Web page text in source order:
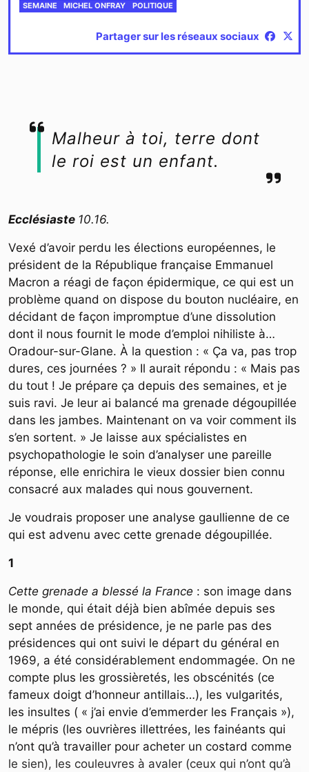
SEMAINE MICHEL ONFRAY POLITIQUE
Partager sur les réseaux sociaux
Malheur à toi, terre dont
le roi est un enfant.
Ecclésiaste 10.16.
Vexé d’avoir perdu les élections européennes, le
président de la République française Emmanuel
Macron a réagi de façon épidermique, ce qui est un
problème quand on dispose du bouton nucléaire, en
décidant de façon impromptue d’une dissolution
dont il nous fournit le mode d’emploi nihiliste à…
Oradour-sur-Glane. À la question : « Ça va, pas trop
dures, ces journées ? » Il aurait répondu : « Mais pas
du tout ! Je prépare ça depuis des semaines, et je
suis ravi. Je leur ai balancé ma grenade dégoupillée
dans les jambes. Maintenant on va voir comment ils
s’en sortent. » Je laisse aux spécialistes en
psychopathologie le soin d’analyser une pareille
réponse, elle enrichira le vieux dossier bien connu
consacré aux malades qui nous gouvernent.
Je voudrais proposer une analyse gaullienne de ce
qui est advenu avec cette grenade dégoupillée.
1
Cette grenade a blessé la France : son image dans
le monde, qui était déjà bien abîmée depuis ses
sept années de présidence, je ne parle pas des
présidences qui ont suivi le départ du général en
1969, a été considérablement endommagée. On ne
compte plus les grossièretés, les obscénités (ce
fameux doigt d’honneur antillais…), les vulgarités,
les insultes ( « j’ai envie d’emmerder les Français »),
le mépris (les ouvrières illettrées, les fainéants qui
n’ont qu’à travailler pour acheter un costard comme
le sien), les couleuvres à avaler (ceux qui n’ont qu’à